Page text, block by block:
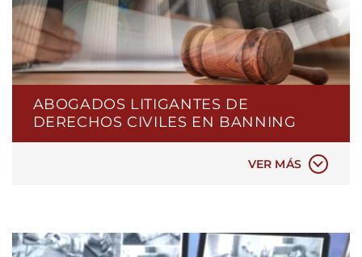
ABOGADOS LITIGANTES DE
DERECHOS CIVILES EN BANNING
VER MÁS